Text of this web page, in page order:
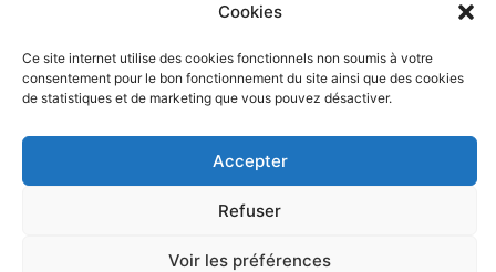
Cookies
Ce site internet utilise des cookies fonctionnels non soumis à votre
consentement pour le bon fonctionnement du site ainsi que des cookies
de statistiques et de marketing que vous pouvez désactiver.
Accepter
Refuser
Voir les préférences
Actualités